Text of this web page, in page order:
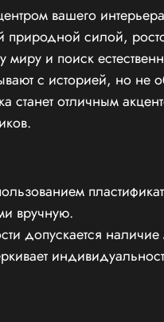
вашего
природной силой,
и поиск
с историей, но не
станет отличным
вручную.
допускается